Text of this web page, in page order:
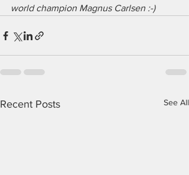
world champion Magnus Carlsen :-)
Recent Posts See All